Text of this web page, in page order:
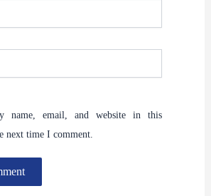
name, email, and website in this
next time I comment.